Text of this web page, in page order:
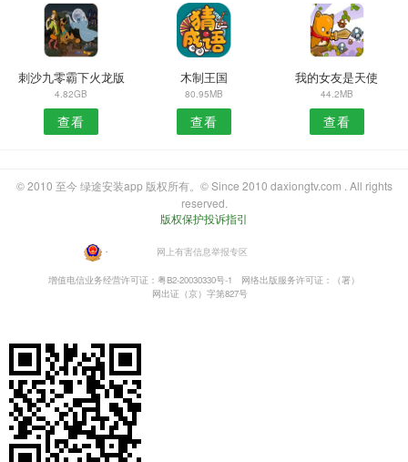
刺沙九零霸下火龙版
4.82GB
查看
木制王国
80.95MB
查看
我的女友是天使
44.2MB
查看
© 2010 至今 绿途安装app 版权所有。© Since 2010 daxiongtv.com . All rights
reserved.
版权保护投诉指引
・ 网上有害信息举报专区
增值电信业务经营许可证：粤B2-20030330号-1
网络出版服务许可证：（署）
网出证（京）字第827号